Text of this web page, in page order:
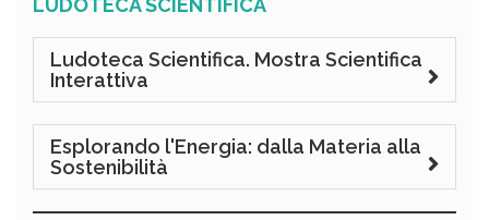
LUDOTECA SCIENTIFICA
Ludoteca Scientifica. Mostra Scientifica
Interattiva
Esplorando l'Energia: dalla Materia alla
Sostenibilità